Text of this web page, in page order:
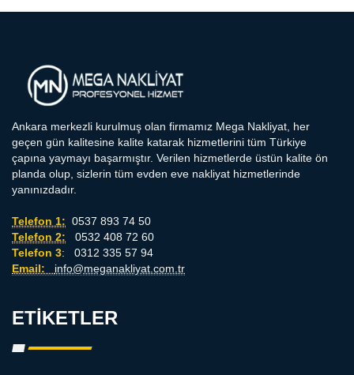
Ankara merkezli kurulmuş olan firmamız Mega Nakliyat, her
geçen gün kalitesine kalite katarak hizmetlerini tüm Türkiye
çapına yaymayı başarmıştır. Verilen hizmetlerde üstün kalite ön
planda olup, sizlerin tüm evden eve nakliyat hizmetlerinde
yanınızdadır.
Telefon 1: 0537 893 74 50
Telefon 2: 0532 408 72 60
Telefon 3: 0312 335 57 94
Email: info@meganakliyat.com.tr
ETIKETLER